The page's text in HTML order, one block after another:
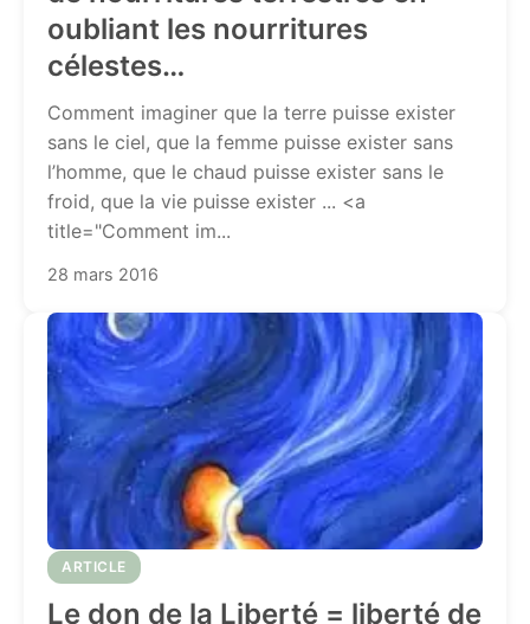
oubliant les nourritures
célestes…
Comment imaginer que la terre puisse exister
sans le ciel, que la femme puisse exister sans
l’homme, que le chaud puisse exister sans le
froid, que la vie puisse exister ... <a
title="Comment im...
28 mars 2016
ARTICLE
Le don de la Liberté = liberté de